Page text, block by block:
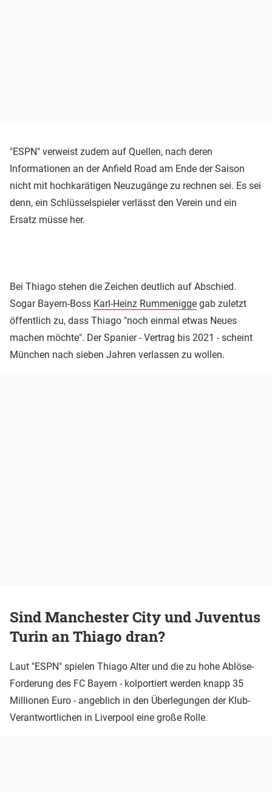
"ESPN" verweist zudem auf Quellen, nach deren
Informationen an der Anfield Road am Ende der Saison
nicht mit hochkarätigen Neuzugänge zu rechnen sei. Es sei
denn, ein Schlüsselspieler verlässt den Verein und ein
Ersatz müsse her.
Bei Thiago stehen die Zeichen deutlich auf Abschied.
Sogar Bayern-Boss Karl-Heinz Rummenigge gab zuletzt
öffentlich zu, dass Thiago "noch einmal etwas Neues
machen möchte". Der Spanier - Vertrag bis 2021 - scheint
München nach sieben Jahren verlassen zu wollen.
Sind Manchester City und Juventus
Turin an Thiago dran?
Laut "ESPN" spielen Thiago Alter und die zu hohe Ablöse-
Forderung des FC Bayern - kolportiert werden knapp 35
Millionen Euro - angeblich in den Überlegungen der Klub-
Verantwortlichen in Liverpool eine große Rolle.